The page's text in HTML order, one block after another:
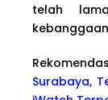
telah
Surabaya,